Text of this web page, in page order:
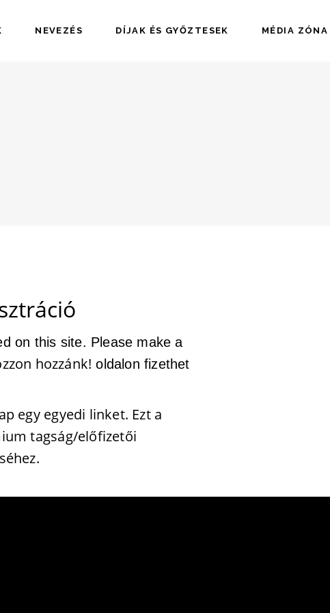
NEVEZÉS DÍJAK ÉS GYŐZTESEK MÉDIA ZÓNA
on this site. Please make a
hozzánk! oldalon fizethet
egy egyedi linket. Ezt a
tagság/előfizetői